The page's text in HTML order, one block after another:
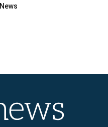
News